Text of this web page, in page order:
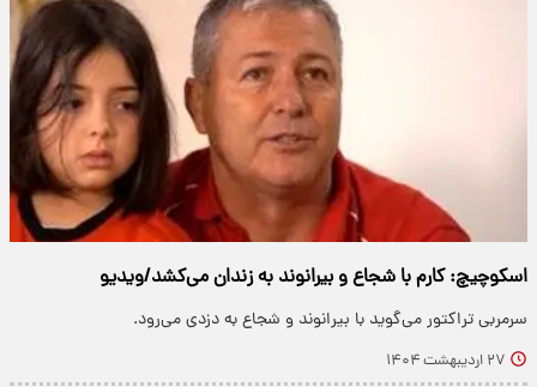
اسکوچیچ: کارم با شجاع و بیرانوند به زندان می‌کشد/ویدیو
سرمربی تراکتور می‌گوید با بیرانوند و شجاع به دزدی می‌رود.
۲۷ اردیبهشت ۱۴۰۴